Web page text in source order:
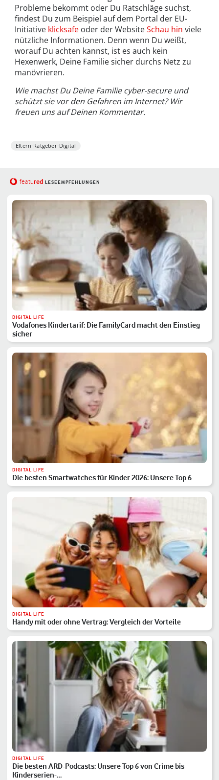
Probleme bekommt oder Du Ratschläge suchst,
findest Du zum Beispiel auf dem Portal der EU-
Initiative klicksafe oder der WebsiteSchau hin viele
nützliche Informationen. Denn wenn Du weißt,
worauf Du achten kannst, ist es auch kein
Hexenwerk, Deine Familie sicher durchs Netz zu
manövrieren.
Wie machst Du Deine Familie cyber-secure und
schützt sie vor den Gefahren im Internet? Wir
freuen uns auf Deinen Kommentar.
Eltern-Ratgeber-Digital
featured LESEEMPFEHLUNGEN
DIGITAL LIFE
Vodafones Kindertarif: Die FamilyCard macht den Einstieg
sicher
DIGITAL LIFE
Die besten Smartwatches für Kinder 2026: Unsere Top 6
DIGITAL LIFE
Handy mit oder ohne Vertrag: Vergleich der Vorteile
DIGITAL LIFE
Die besten ARD-Podcasts: Unsere Top 6 von Crime bis
Kinderserien-…